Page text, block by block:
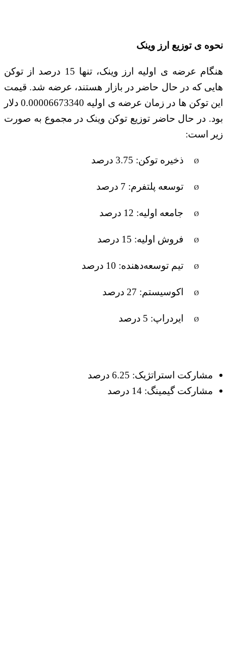
نحوه ی توزیع ارز وینک
هنگام عرضه ی اولیه ارز وینک، تنها 15 درصد از توکن
هایی که در حال حاضر در بازار هستند، عرضه شد. قیمت
این توکن ها در زمان عرضه ی اولیه 0.00006673340 دلار
بود. در حال حاضر توزیع توکن وینک در مجموع به صورت
زیر است:‌
Ø ذخیره توکن: 3.75 درصد
Ø توسعه پلتفرم: 7 درصد
Ø جامعه اولیه: 12 درصد
Ø فروش اولیه: 15 درصد
Ø تیم توسعه‌دهنده: 10 درصد
Ø اکوسیستم: 27 درصد
Ø ایردراپ: 5 درصد
مشارکت استراتژیک: 6.25 درصد
مشارکت گیمینگ: 14 درصد